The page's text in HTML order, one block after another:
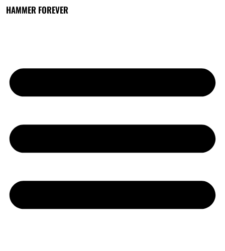
HAMMER FOREVER